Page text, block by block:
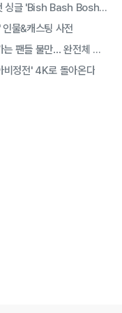
오마이걸 미미, 11년 만에 솔로 출격… 첫 싱글 'Bish Bash Bosh'로 당찬 선언
물&캐스팅 사전
블랙핑크 데뷔 10주년 '밋앤그릿', 커져가는 팬들 불만… 완전체 참석에도 진통
정전' 4K로 돌아온다